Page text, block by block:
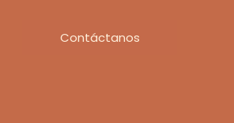
Contáctanos